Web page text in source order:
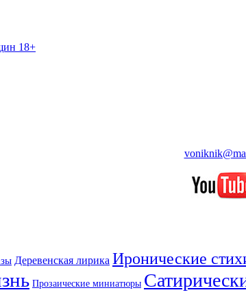
18+
Деревенская лирика Иронические
Прозаические миниатюры